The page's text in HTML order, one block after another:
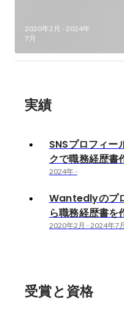
2020年2月 -2024年
7月
実績
SNSプロフィー
クで職務経歴書
2024年-
Wantedlyのプ
ら職務経歴書を
2020年2月 -2024年7
受賞と資格